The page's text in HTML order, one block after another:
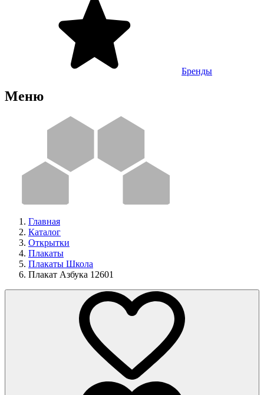
Бренды
Меню
Главная
Каталог
Открытки
Плакаты
Плакаты Школа
Плакат Азбука 12601